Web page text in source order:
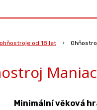
od 18 let
Minimální věková